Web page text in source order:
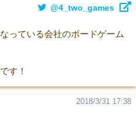
@4_two_games
っている会社のボードゲーム
す！
2018/3/31 17:38